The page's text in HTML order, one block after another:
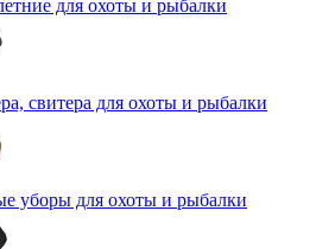
для охоты и рыбалки
свитера для охоты и рыбалки
уборы для охоты и рыбалки